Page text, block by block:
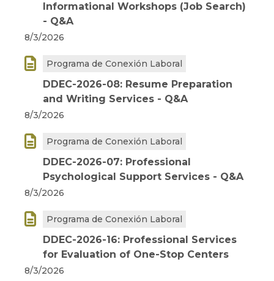
Informational Workshops (Job Search)
- Q&A
8/3/2026
 Programa de Conexión Laboral
DDEC-2026-08: Resume Preparation
and Writing Services - Q&A
8/3/2026
 Programa de Conexión Laboral
DDEC-2026-07: Professional
Psychological Support Services - Q&A
8/3/2026
 Programa de Conexión Laboral
DDEC-2026-16: Professional Services
for Evaluation of One-Stop Centers
8/3/2026